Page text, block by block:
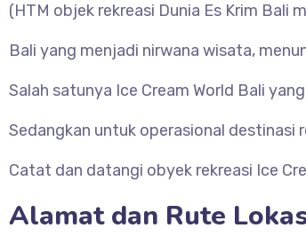
(HTM objek rekreasi Dunia Es Krim
Bali yang menjadi nirwana wisata,
Salah satunya Ice Cream World Bali
Sedangkan untuk operasional destinasi
Catat dan datangi obyek rekreasi Ice
Alamat dan Rute